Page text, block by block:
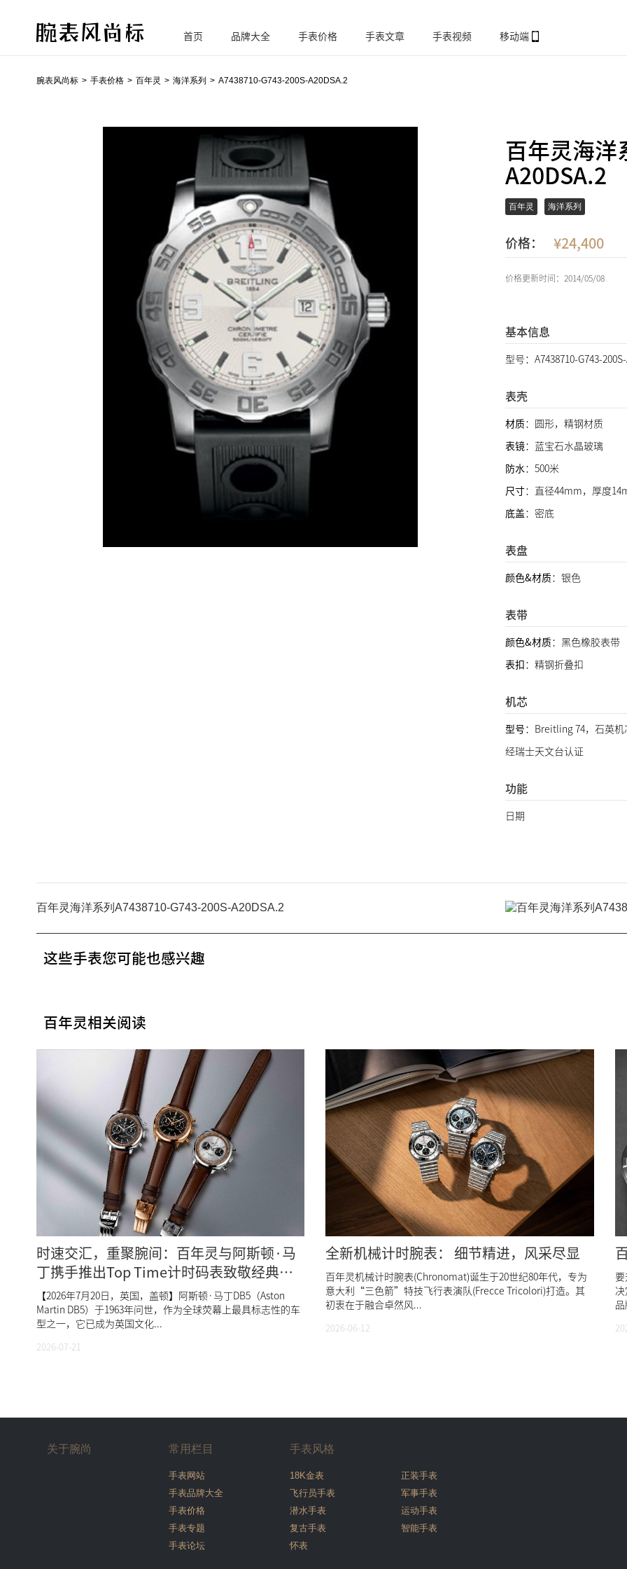
腕
首页 品牌大全 手表价格 手表文章 手表视频 移动端
腕表风尚标 手表价格 百年灵 海洋系列 A7438710-G743-200S-A20DSA.2
百年灵海洋
A20DSA.2
百年灵 海洋系列
价格： 24,400
价格更新时间：2014/05/08
基本信息
型号：A7438710-G743-
表壳
材质：圆形，精钢材质
表镜：蓝宝石水晶玻璃
防水：500米
尺寸：直径44mm，厚度
底盖：密底
表盘
颜色&材质：银色
表带
颜色&材质：黑色橡胶表带
表扣：精钢折叠扣
机芯
型号：Breitling 74，石英机
经瑞士天文台认证
功能
日期
百年灵海洋系列A7438710-G743-200S-A20DSA.2
这些手表您可能也感兴趣
百年灵相关阅读
时速交汇，重聚腕间：百年灵与阿斯顿·马
丁携手推出Top Time计时码表致敬经典
DB5
【2026年7月20日，英国，盖顿】阿斯顿·马丁DB5（Aston
Martin DB5）于1963年问世，作为全球荧幕上最具标志性的车
型之一，它已成为英国文化...
2026-07-21
全新机械计时腕表： 细节精进，风采尽显
百年灵机械计时腕表(Chronomat)诞生于20世纪80年代，专为
意大利“三色箭”特技飞行表演队(Frecce Tricolori)打造。其
初衷在于融合卓然风...
2026-06-12
关于腕尚 常用栏目
手表网站
手表品牌大全
手表价格
手表专题
手表论坛
手表风格
18K金表
正装手表
飞行员手表
军事手表
潜水手表
运动手表
复古手表
智能手表
怀表